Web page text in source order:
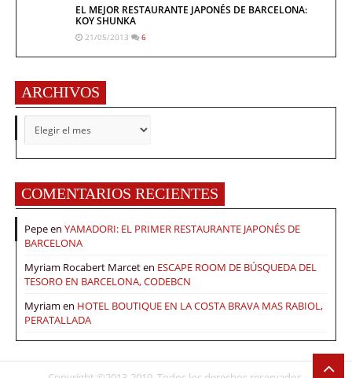
EL MEJOR RESTAURANTE JAPONÉS DE BARCELONA:
KOY SHUNKA
21/05/2013 6
ARCHIVOS
ARCHIVOS
COMENTARIOS RECIENTES
Pepeen YAMADORI: EL PRIMER RESTAURANTE JAPONÉS DE
BARCELONA
Myriam Rocabert Marceten ESCAPE ROOM DE BÚSQUEDA DEL
TESORO EN BARCELONA, CODEBCN
Myriam en HOTEL BOUTIQUE EN LA COSTA BRAVA MAS RABIOL,
PERATALLADA